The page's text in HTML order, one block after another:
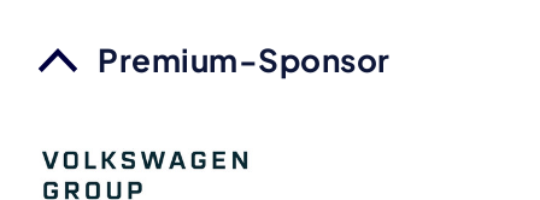
Premium-Sponsor